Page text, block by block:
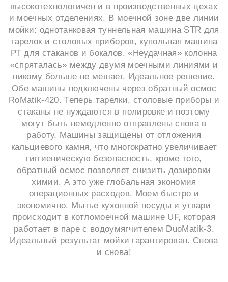
высокотехнологичен и в производственных цехах
и моечных отделениях. В моечной зоне две линии
мойки: однотанковая туннельная машина STR для
тарелок и столовых приборов, купольная машина
РТ для стаканов и бокалов. «Неудачная» колонна
«спряталась» между двумя моечными линиями и
никому больше не мешает. Идеальное решение.
Обе машины подключены через обратный осмос
RoMatik-420. Теперь тарелки, столовые приборы и
стаканы не нуждаются в полировке и поэтому
могут быть немедленно отправлены снова в
работу. Машины защищены от отложения
кальциевого камня, что многократно увеличивает
гиггиеническую безопасность, кроме того,
обратный осмос позволяет снизить дозировки
химии. А это уже глобальная экономия
операционных расходов. Моем быстро и
экономично. Мытье кухонной посуды и утвари
происходит в котломоечной машине UF, которая
работает в паре с водоумягчителем DuoMatik-3.
Идеальный результат мойки гарантирован. Снова
и снова!